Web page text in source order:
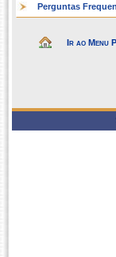
Perguntas
Ir ao Menu